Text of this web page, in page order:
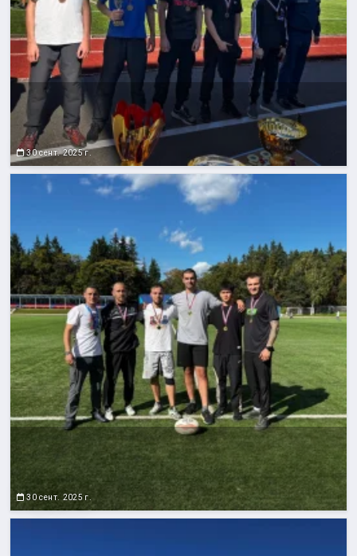
30 сент. 2025 г.
30 сент. 2025 г.